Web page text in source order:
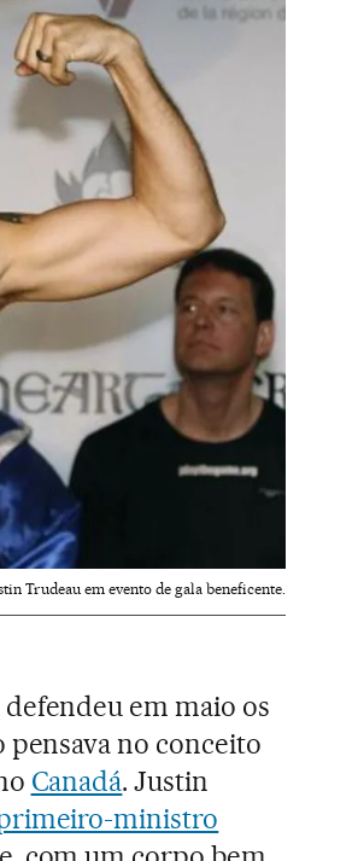
Trudeau em evento de gala beneficente.
defendeu em maio os
no conceito
Canadá. Justin
ministro